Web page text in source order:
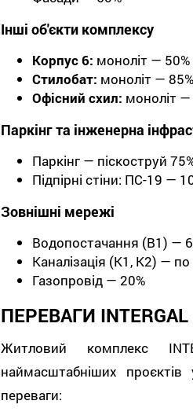
Інші об'єкти комплексу
Корпус 6: моноліт — 50%
Стилобат: моноліт — 85%
Офісний схил: моноліт —
Паркінг та інженерна
Паркінг — піскоструй
Підпірні стіни: ПС-19 —
Зовнішні мережі
Водопостачання (В1) —
Каналізація (К1, К2) — по
Газопровід — 20%
ПЕРЕВАГИ
Житловий комплекс
наймасштабніших
переваги: